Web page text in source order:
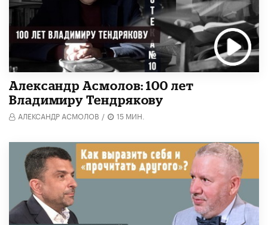
Александр Асмолов: 100 лет
Владимиру Тендрякову
АЛЕКСАНДР АСМОЛОВ / 15 МИН.